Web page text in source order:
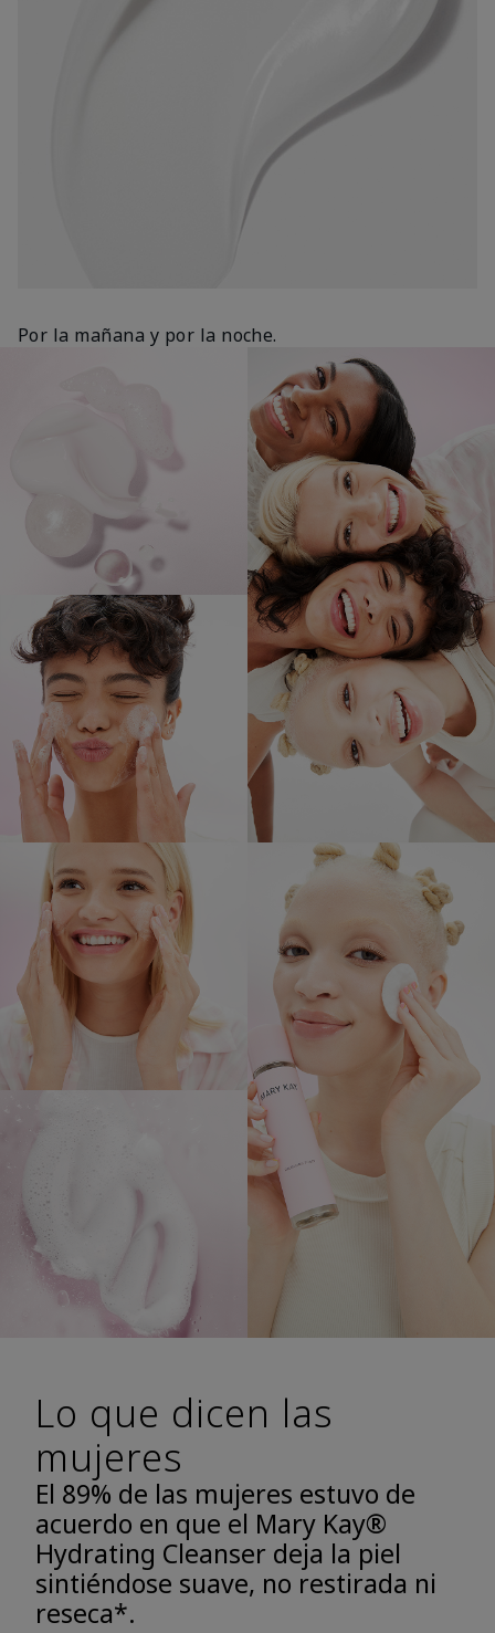
Por la mañana y por la noche.
Lo que dicen las
mujeres
El 89% de las mujeres estuvo de
acuerdo en que el Mary Kay®
Hydrating Cleanser deja la piel
sintiéndose suave, no restirada ni
reseca*.